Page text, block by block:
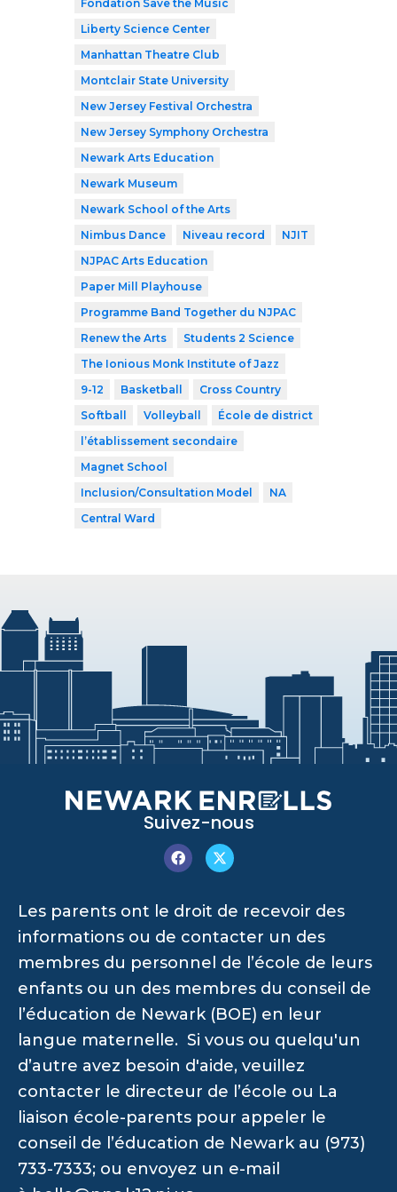
Fondation Save the Music
Liberty Science Center
Manhattan Theatre Club
Montclair State University
New Jersey Festival Orchestra
New Jersey Symphony Orchestra
Newark Arts Education
Newark Museum
Newark School of the Arts
Nimbus Dance
Niveau record
NJIT
NJPAC Arts Education
Paper Mill Playhouse
Programme Band Together du NJPAC
Renew the Arts
Students 2 Science
The Ionious Monk Institute of Jazz
9-12
Basketball
Cross Country
Softball
Volleyball
École de district
l’établissement secondaire
Magnet School
Inclusion/Consultation Model
NA
Central Ward
Suivez-nous
Les parents ont le droit de recevoir des
informations ou de contacter un des
membres du personnel de l’école de leurs
enfants ou un des membres du conseil de
l’éducation de Newark (BOE) en leur
langue maternelle. Si vous ou quelqu'un
d’autre avez besoin d'aide, veuillez
contacter le directeur de l’école ou La
liaison école-parents pour appeler le
conseil de l’éducation de Newark au (973)
733-7333; ou envoyez un e-mail